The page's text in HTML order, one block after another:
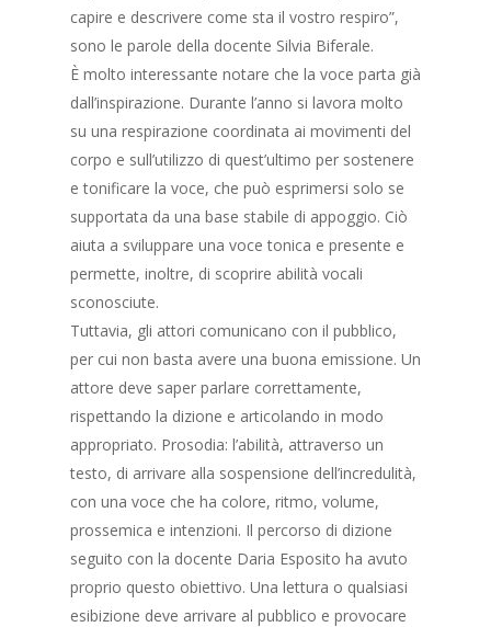
capire e descrivere come sta il vostro respiro”,
sono le parole della docente Silvia Biferale.
È molto interessante notare che la voce parta già
dall’inspirazione. Durante l’anno si lavora molto
su una respirazione coordinata ai movimenti del
corpo e sull’utilizzo di quest’ultimo per sostenere
e tonificare la voce, che può esprimersi solo se
supportata da una base stabile di appoggio. Ciò
aiuta a sviluppare una voce tonica e presente e
permette, inoltre, di scoprire abilità vocali
sconosciute.
Tuttavia, gli attori comunicano con il pubblico,
per cui non basta avere una buona emissione. Un
attore deve saper parlare correttamente,
rispettando la dizione e articolando in modo
appropriato. Prosodia: l’abilità, attraverso un
testo, di arrivare alla sospensione dell’incredulità,
con una voce che ha colore, ritmo, volume,
prossemica e intenzioni. Il percorso di dizione
seguito con la docente Daria Esposito ha avuto
proprio questo obiettivo. Una lettura o qualsiasi
esibizione deve arrivare al pubblico e provocare
CHI SIAMO
DOCENTI
I NOSTRI DOCENTI
COLLABORAZIONI
CORSI
CORSO TRIENNALE DI
RECITAZIONE
CORSO LIBERO
CORSO UNDER 18
SEMINARI
AMMISSIONE
ALLIEVI
CONTATTI
BANDO NUOVO
DIARIO DI BORDO